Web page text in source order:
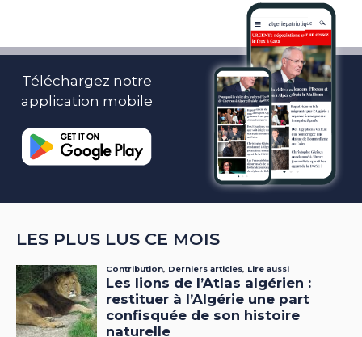
Téléchargez notre
application mobile
LES PLUS LUS CE MOIS